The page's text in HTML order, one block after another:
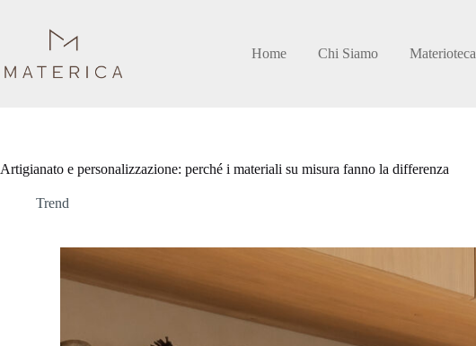
contenuto
Home
Chi Siamo Materioteca
Artigianato e personalizzazione: perché i materiali su misura fanno la differenza
Trend